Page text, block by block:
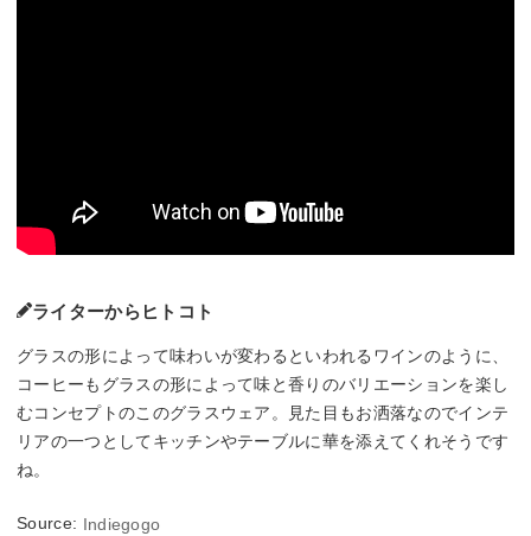
ライターからヒトコト
グラスの形によって味わいが変わるといわれるワインのように、
コーヒーもグラスの形によって味と香りのバリエーションを楽し
むコンセプトのこのグラスウェア。見た目もお洒落なのでインテ
リアの一つとしてキッチンやテーブルに華を添えてくれそうです
ね。
Source: Indiegogo